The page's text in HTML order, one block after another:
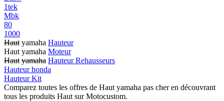
1tek
Mbk
80
1000
Haut yamaha Hauteur
Haut yamaha Moteur
Haut yamaha Hauteur Rehausseurs
Hauteur honda
Hauteur Kit
Comparez toutes les offres de Haut yamaha pas cher en découvrant
tous les produits Haut sur Motocustom.